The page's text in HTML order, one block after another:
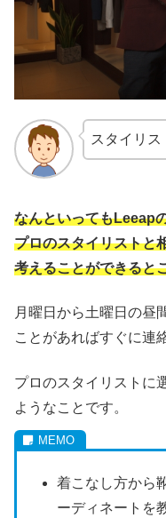
スタイリ
なんといってもLeeap
プロのスタイリストと
考えることができると
月曜日から土曜日の昼
ことがあればすぐに連
プロのスタイリストに
ようなことです。
着こなし方から
ーディネートを